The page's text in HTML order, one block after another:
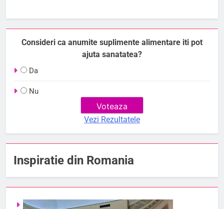
Consideri ca anumite suplimente alimentare iti pot
ajuta sanatatea?
Da
Nu
Vezi Rezultatele
Inspiratie din Romania